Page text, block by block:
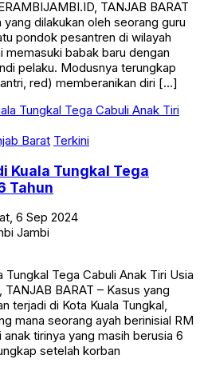
TANJAB BARAT
dilakukan oleh seorang guru
pondok pesantren di wilayah
memasuki babak baru dengan
pelaku. Modusnya terungkap
red) memberanikan diri […]
Barat Terkini
Kuala Tungkal Tega
Tahun
6 Sep 2024
Jambi
Tungkal Tega Cabuli Anak Tiri Usia
BARAT – Kasus yang
terjadi di Kota Kuala Tungkal,
mana seorang ayah berinisial RM
tirinya yang masih berusia 6
setelah korban